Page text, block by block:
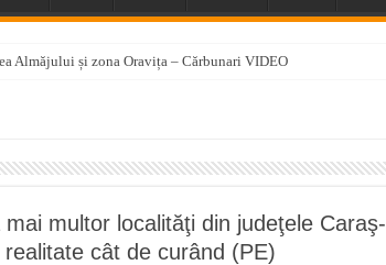
Almăjului și zona Oravița – Cărbunari VIDEO
APĂ în ORAVIȚA – 05.08.2026 – avarie
Podul de Piatră din Herculane
flori de vară și râsete de copii la Carașova VIDEO
multor localităţi din judeţele Caraş-
cât de curând (PE)